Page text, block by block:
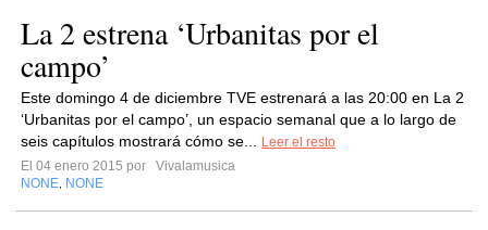
La 2 estrena ‘Urbanitas por el
campo’
Este domingo 4 de diciembre TVE estrenará a las 20:00 en La 2
‘Urbanitas por el campo’, un espacio semanal que a lo largo de
seis capítulos mostrará cómo se...
Leer el resto
El 04 enero 2015 por
Vivalamusica
NONE NONE